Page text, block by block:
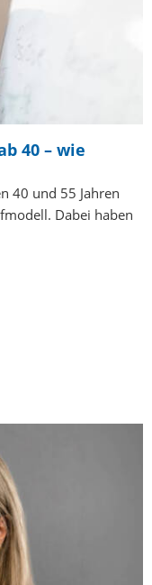
40 – wie
40 und 55 Jahren
Dabei haben